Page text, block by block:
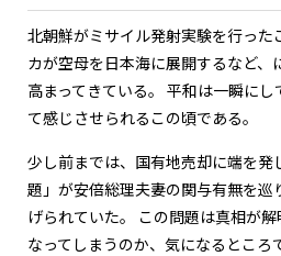
北朝鮮がミサイル発射実験を行った
カが空母を日本海に展開するなど
高まってきている。 平和は一瞬に
て感じさせられるこの頃である。
少し前までは、国有地売却に端を
題」が安倍総理夫妻の関与有無を巡
げられていた。 この問題は真相が
なってしまうのか、気になるところ